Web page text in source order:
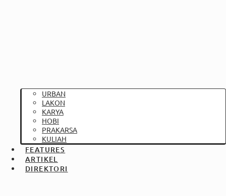
URBAN
LAKON
KARYA
HOBI
PRAKARSA
KULIAH
FEATURES
ARTIKEL
DIREKTORI